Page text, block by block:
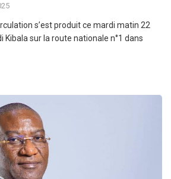
s’est produit ce mardi matin 22
Kibala sur la route nationale n°1 dans